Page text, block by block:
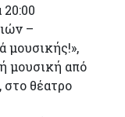
–
μουσικής!»,
μουσική από
θέατρο